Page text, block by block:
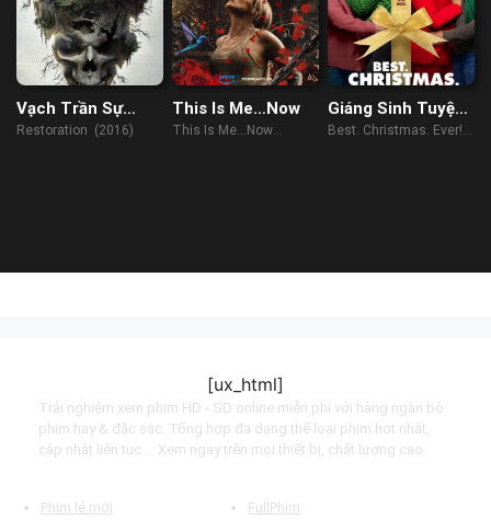
Vạch Trần Sự
Thật
Restoration (2016)
This Is Me…Now
This Is Me…Now
Giáng Sinh Tuyệt
Nhất
Best. Christmas. Ever!